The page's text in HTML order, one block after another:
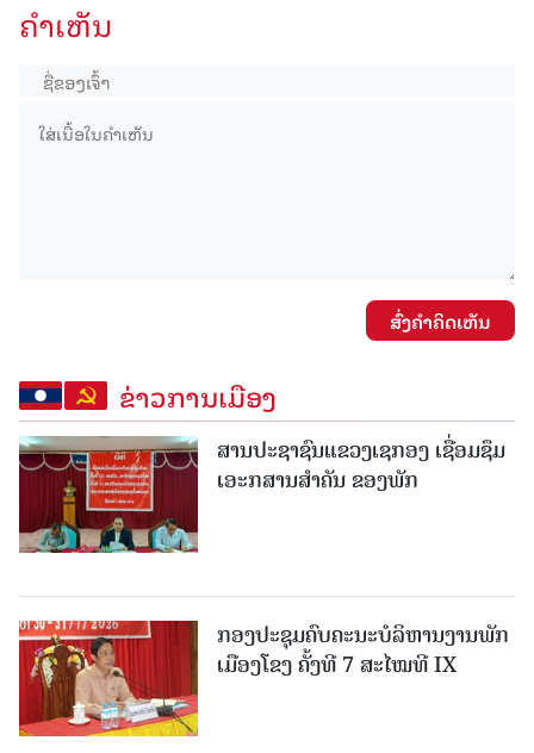
ຄໍາເຫັນ
ສົ່ງຄໍາຄິດເຫັນ
ຂ່າວການເມືອງ
ສານປະຊາຊົນແຂວງເຊກອງ ເຊື່ອມຊຶມ
ເອະກສານສໍາຄັນ ຂອງພັກ
ກອງປະຊຸມຄົບຄະນະບໍລິຫານງານພັກ
ເມືອງໂຂງ ຄັ້ງທີ 7 ສະໄໝທີ IX